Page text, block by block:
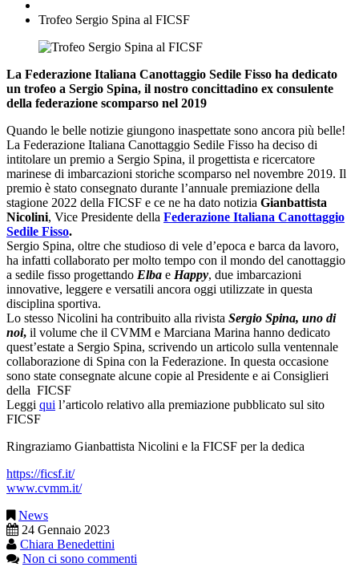
Trofeo Sergio Spina al FICSF
La Federazione Italiana Canottaggio Sedile Fisso ha dedicato
un trofeo a Sergio Spina, il nostro concittadino ex consulente
della federazione scomparso nel 2019
Quando le belle notizie giungono inaspettate sono ancora più belle!
La Federazione Italiana Canottaggio Sedile Fisso ha deciso di
intitolare un premio a Sergio Spina, il progettista e ricercatore
marinese di imbarcazioni storiche scomparso nel novembre 2019. Il
premio è stato consegnato durante l’annuale premiazione della
stagione 2022 della FICSF e ce ne ha dato notizia Gianbattista
Nicolini, Vice Presidente della Federazione Italiana Canottaggio
Sedile Fisso.
Sergio Spina, oltre che studioso di vele d’epoca e barca da lavoro,
ha infatti collaborato per molto tempo con il mondo del canottaggio
a sedile fisso progettando Elba e Happy, due imbarcazioni
innovative, leggere e versatili ancora oggi utilizzate in questa
disciplina sportiva.
Lo stesso Nicolini ha contribuito alla rivista Sergio Spina, uno di
noi, il volume che il CVMM e Marciana Marina hanno dedicato
quest’estate a Sergio Spina, scrivendo un articolo sulla ventennale
collaborazione di Spina con la Federazione. In questa occasione
sono state consegnate alcune copie al Presidente e ai Consiglieri
della FICSF
Leggi qui l’articolo relativo alla premiazione pubblicato sul sito
FICSF
Ringraziamo Gianbattista Nicolini e la FICSF per la dedica
https://ficsf.it/
www.cvmm.it/
News
24 Gennaio 2023
Chiara Benedettini
Non ci sono commenti